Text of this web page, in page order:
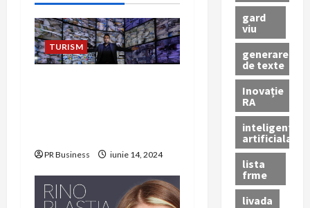
i
g
a
o
n
TURISM
PR Business iunie 14, 2024
gard
viu
generare
de texte
Inovație
RA
inteligenta
artificiala
lista
frme
livada